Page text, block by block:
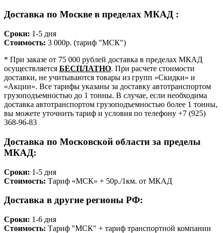
Доставка по Москве в пределах МКАД :
Сроки: 1-5 дня
Стоимость: 3 000р. (тариф "МСК")
* При заказе от 75 000 рублей доставка в пределах МКАД
осуществляется БЕСПЛАТНО. При расчете стоимости
доставки, не учитываются товары из групп «Скидки» и
«Акции». Все тарифы указаны за доставку автотранспортом
грузоподъемностью до 1 тонны. В случае, если необходима
доставка автотранспортом грузоподъемностью более 1 тонны,
вы можете уточнить тариф и условия по телефону +7 (925)
368-96-83
Доставка по Московской области за пределы
МКАД:
Сроки: 1-5 дня
Стоимость: Тариф «МСК» + 50р./1км. от МКАД
Доставка в другие регионы РФ:
Сроки: 1-6 дня
Стоимость: Тариф "МСК" + тариф транспортной компании